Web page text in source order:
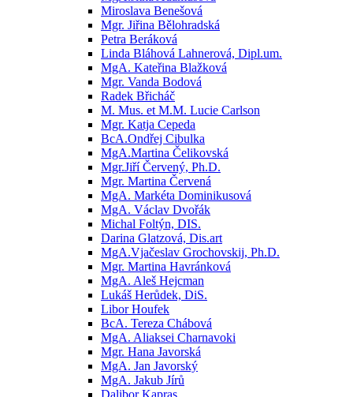
Miroslava Benešová
Mgr. Jiřina Bělohradská
Petra Beráková
Linda Bláhová Lahnerová, Dipl.um.
MgA. Kateřina Blažková
Mgr. Vanda Bodová
Radek Břicháč
M. Mus. et M.M. Lucie Carlson
Mgr. Katja Cepeda
BcA.Ondřej Cibulka
MgA.Martina Čelikovská
Mgr.Jiří Červený, Ph.D.
Mgr. Martina Červená
MgA. Markéta Dominikusová
MgA. Václav Dvořák
Michal Foltýn, DIS.
Darina Glatzová, Dis.art
MgA.Vjačeslav Grochovskij, Ph.D.
Mgr. Martina Havránková
MgA. Aleš Hejcman
Lukáš Herůdek, DiS.
Libor Houfek
BcA. Tereza Chábová
MgA. Aliaksei Charnavoki
Mgr. Hana Javorská
MgA. Jan Javorský
MgA. Jakub Jírů
Dalibor Kapras